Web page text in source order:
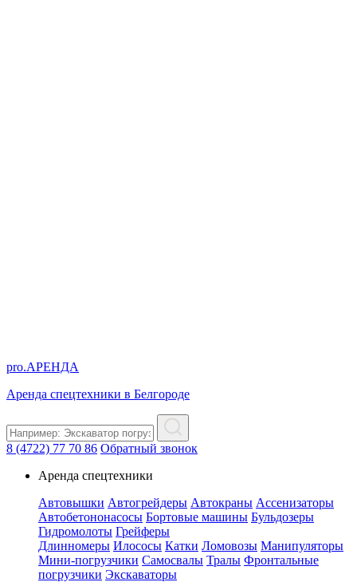
pro.АРЕНДА
Аренда спецтехники в Белгороде
8 (4722) 77 70 86 Обратный звонок
Аренда спецтехники
Автовышки Автогрейдеры Автокраны Ассенизаторы
Автобетононасосы Бортовые машины Бульдозеры
Гидромолоты Грейферы
Длинномеры Илососы Катки Ломовозы Манипуляторы
Мини-погрузчики Самосвалы Тралы Фронтальные
погрузчики Экскаваторы